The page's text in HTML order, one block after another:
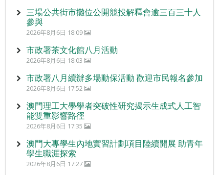
三場公共街市攤位公開競投解釋會逾三百三十人
參與
2026年8月6日 18:09
市政署茶文化館八月活動
2026年8月6日 18:03
市政署八月續辦多場動保活動 歡迎市民報名參加
2026年8月6日 17:52
澳門理工大學學者突破性研究揭示生成式人工智
能雙重影響路徑
2026年8月6日 17:35
澳門大專學生內地實習計劃項目陸續開展 助青年
學生職涯探索
2026年8月6日 17:27